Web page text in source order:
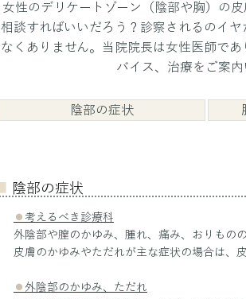
女性のデリケートゾーン（陰部や胸）の
相談すればいいだろう？診察されるのイ
なくありません。当院院長は女性医師で
バイス、治療をご案内
陰部の症状
陰部の症状
⚫︎ 考えるべき診療科
外陰部や膣のかゆみ、腫れ、痛み、おりもの
皮膚のかゆみやただれが主な症状の場合は、
⚫︎ 外陰部のかゆみ、ただれ